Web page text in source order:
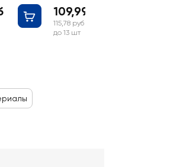
109,99 руб
115,78 руб
до 13 шт